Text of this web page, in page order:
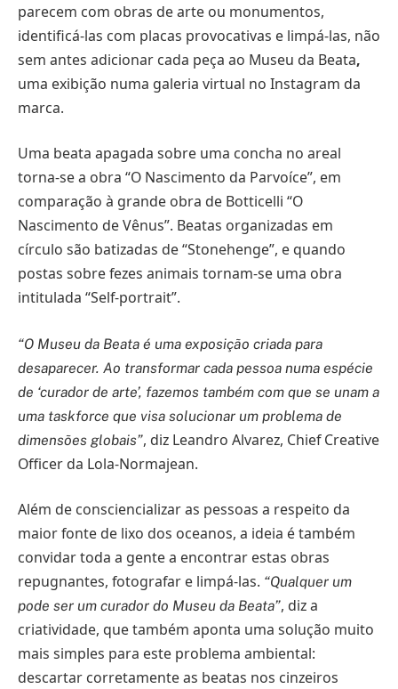
parecem com obras de arte ou monumentos,
identificá-las com placas provocativas e limpá-las, não
sem antes adicionar cada peça ao Museu da Beata,
uma exibição numa galeria virtual no Instagram da
marca.
Uma beata apagada sobre uma concha no areal
torna-se a obra “O Nascimento da Parvoíce”, em
comparação à grande obra de Botticelli “O
Nascimento de Vênus”. Beatas organizadas em
círculo são batizadas de “Stonehenge”, e quando
postas sobre fezes animais tornam-se uma obra
intitulada “Self-portrait”.
“O Museu da Beata é uma exposição criada para
desaparecer. Ao transformar cada pessoa numa espécie
de ‘curador de arte’, fazemos também com que se unam a
uma taskforce que visa solucionar um problema de
dimensões globais”, diz Leandro Alvarez, Chief Creative
Officer da Lola-Normajean.
Além de consciencializar as pessoas a respeito da
maior fonte de lixo dos oceanos, a ideia é também
convidar toda a gente a encontrar estas obras
repugnantes, fotografar e limpá-las. “Qualquer um
pode ser um curador do Museu da Beata”, diz a
criatividade, que também aponta uma solução muito
mais simples para este problema ambiental:
descartar corretamente as beatas nos cinzeiros